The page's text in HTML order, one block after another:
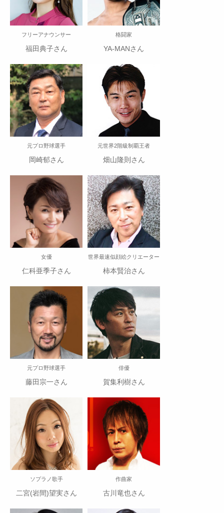
フリーアナウンサー
福田典子さん
格闘家
YA-MANさん
元プロ野球選手
岡崎郁さん
元世界2階級制覇王者
畑山隆則さん
女優
仁科亜季子さん
世界最速似顔絵クリエーター
柿本賢治さん
元プロ野球選手
藤田宗一さん
俳優
賀集利樹さん
ソプラノ歌手
二宮(岩間)望実さん
作曲家
古川竜也さん